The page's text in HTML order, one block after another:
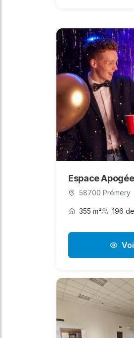
Espace Apogée
58700 Prémery
355 m² 196